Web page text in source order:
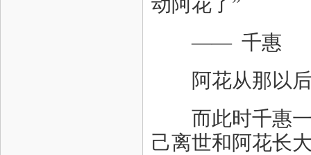
—— 千惠
阿花从那以后
而此时千惠一
己离世和阿花长